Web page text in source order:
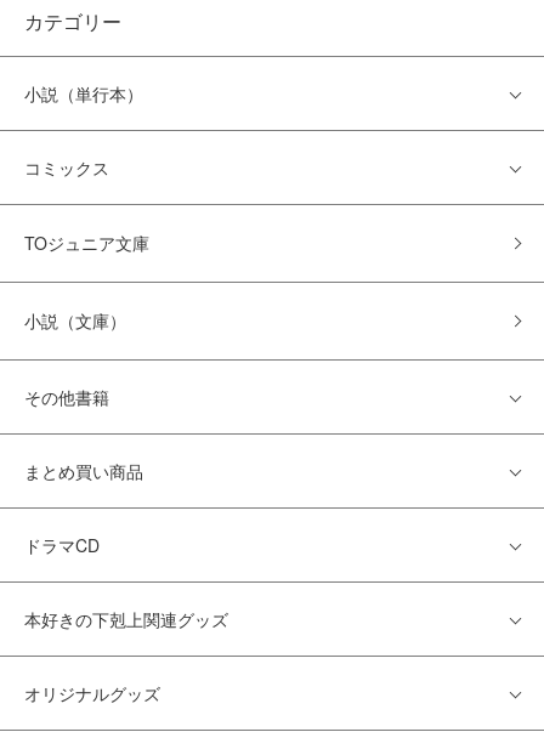
カテゴリー
小説（単行本）
コミックス
TOジュニア文庫
小説（文庫）
その他書籍
まとめ買い商品
ドラマCD
本好きの下剋上関連グッズ
オリジナルグッズ